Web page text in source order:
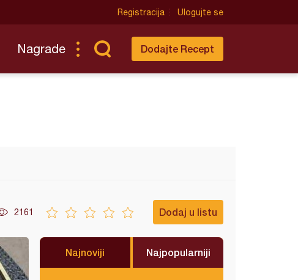
Registracija Ulogujte se
Nagrade Dodajte Recept
2161 Dodaj u listu
Najnoviji Najpopularniji